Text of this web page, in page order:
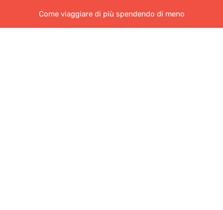
Come viaggiare di più spendendo di meno